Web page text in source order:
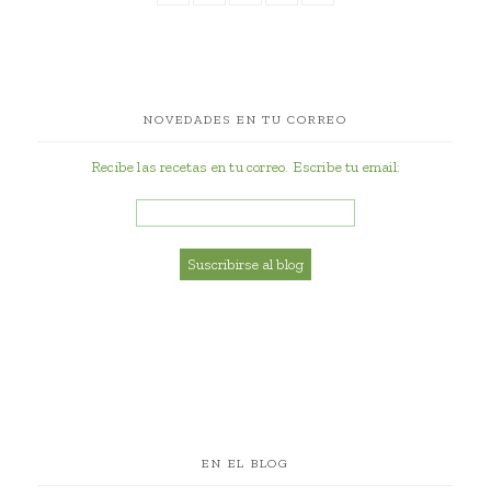
NOVEDADES EN TU CORREO
Recibe las recetas en tu correo. Escribe tu email:
EN EL BLOG